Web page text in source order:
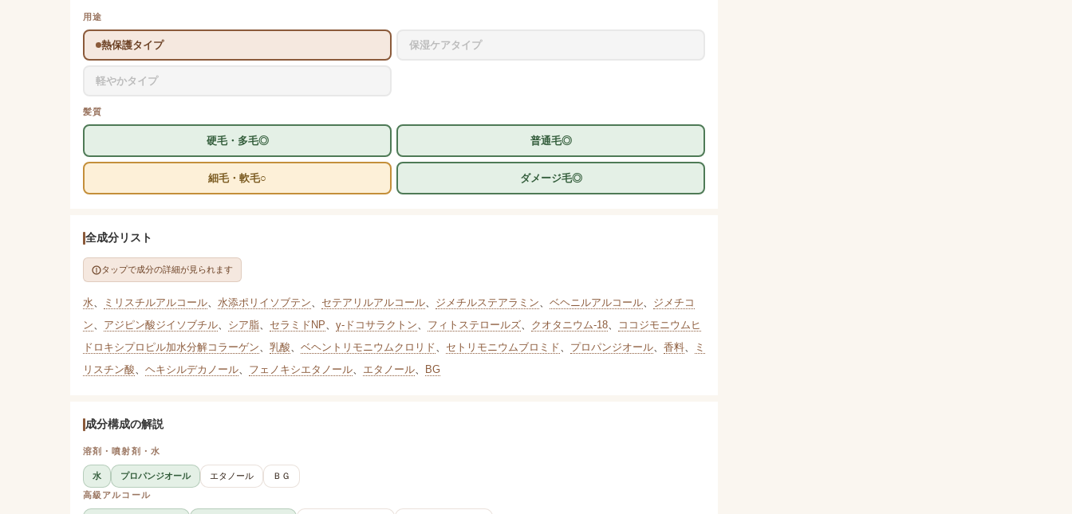
用途
熱保護タイプ 保湿ケアタイプ
軽やかタイプ
髪質
硬毛・多毛◎ 普通毛◎
細毛・軟毛○ ダメージ毛◎
全成分リスト
タップで成分の詳細が見られます
水、 ミリスチルアルコール、 水添ポリイソブテン、 セテアリルアルコール、 ジメチルステアラミン、 ベヘニルアルコール、 ジメチコ
ン、 アジピン酸ジイソブチル、 シア脂、 セラミドNP、 γ-ドコサラクトン、 フィトステロールズ、 クオタニウム-18、
ココジモニウムヒ
ドロキシプロピル加水分解コラーゲン、 乳酸、 ベヘントリモニウムクロリド、 セトリモニウムブロミド、 プロパンジオール、 香料、
ミ
リスチン酸、 ヘキシルデカノール、 フェノキシエタノール、 エタノール、 BG
成分構成の解説
溶剤・噴射剤・水
水 プロパンジオール エタノール
ＢＧ
高級アルコール